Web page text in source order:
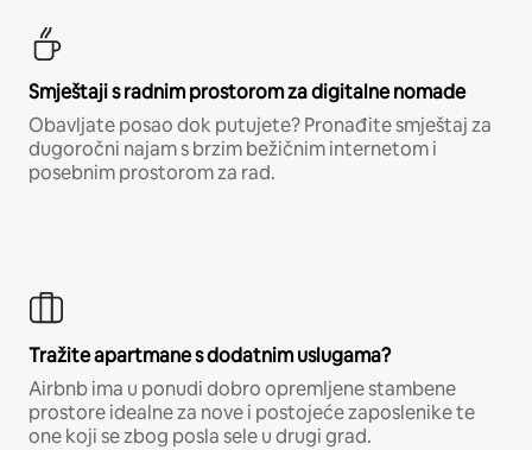
Smještaji s radnim prostorom za digitalne nomade
Obavljate posao dok putujete? Pronađite smještaj za
dugoročni najam s brzim bežičnim internetom i
posebnim prostorom za rad.
Tražite apartmane s dodatnim uslugama?
Airbnb ima u ponudi dobro opremljene stambene
prostore idealne za nove i postojeće zaposlenike te
one koji se zbog posla sele u drugi grad.